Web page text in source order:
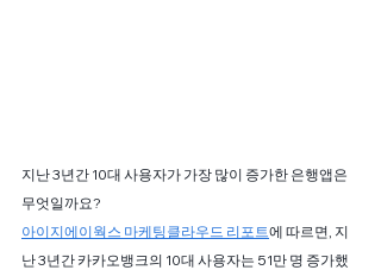
지난 3년간 10대 사용자가 가장 많이 증가한 은행앱은
무엇일까요?
아이지에이웍스 마케팅클라우드 리포트에 따르면, 지
난 3년간 카카오뱅크의 10대 사용자는 51만 명 증가했